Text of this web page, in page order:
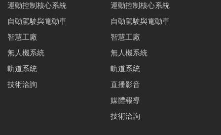
運動控制核心系統
自動駕駛與電動車
智慧工廠
無人機系統
軌道系統
技術洽詢
運動控制核心系統
自動駕駛與電動車
智慧工廠
無人機系統
軌道系統
直播影音
媒體報導
技術洽詢